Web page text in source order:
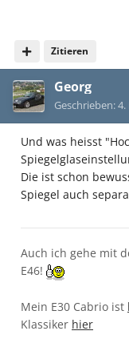
Zitieren
Georg
Geschrieben:4.
Und was heisst
Die ist schon
Spiegel auch
Auch ich gehe mit
E46!
Mein E30 Cabrio ist
Klassiker hier